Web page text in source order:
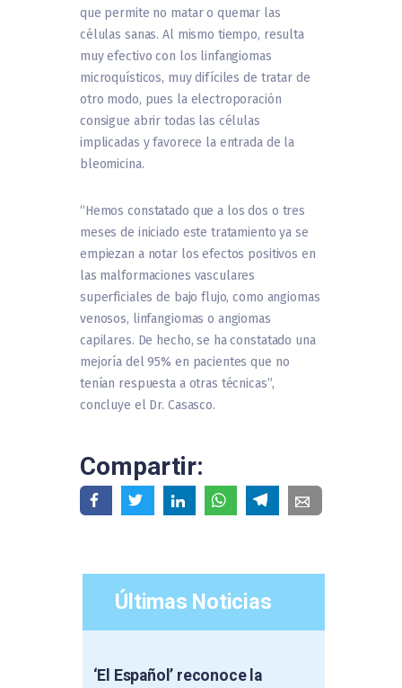
que permite no matar o quemar las
células sanas. Al mismo tiempo, resulta
muy efectivo con los linfangiomas
microquísticos, muy difíciles de tratar de
otro modo, pues la electroporación
consigue abrir todas las células
implicadas y favorece la entrada de la
bleomicina.
“Hemos constatado que a los dos o tres
meses de iniciado este tratamiento ya se
empiezan a notar los efectos positivos en
las malformaciones vasculares
superficiales de bajo flujo, como angiomas
venosos, linfangiomas o angiomas
capilares. De hecho, se ha constatado una
mejoría del 95% en pacientes que no
tenían respuesta a otras técnicas”,
concluye el Dr. Casasco.
Compartir:
Últimas Noticias
‘El Español’ reconoce la